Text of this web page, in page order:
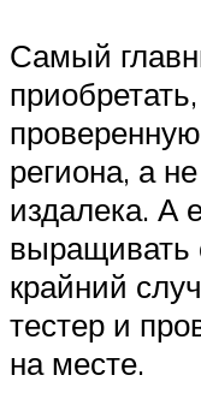
Самый
региона, а
издалека.
выращивать
крайний
тестер и
на месте.